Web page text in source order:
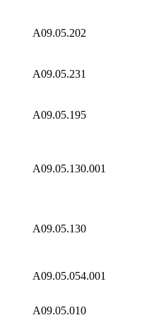
A09.05.202
A09.05.231
A09.05.195
A09.05.130.001
A09.05.130
A09.05.054.001
A09.05.010